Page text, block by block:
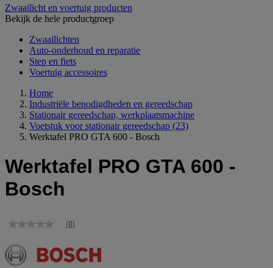
Zwaailicht en voertuig producten
Bekijk de hele productgroep
Zwaailichten
Auto-onderhoud en reparatie
Step en fiets
Voertuig accessoires
Home
Industriële benodigdheden en gereedschap
Stationair gereedschap, werkplaatsmachine
Voetstuk voor stationair gereedschap (23)
Werktafel PRO GTA 600 - Bosch
Werktafel PRO GTA 600 -
Bosch
Geen
Dezelfde
paginalink.
(0)